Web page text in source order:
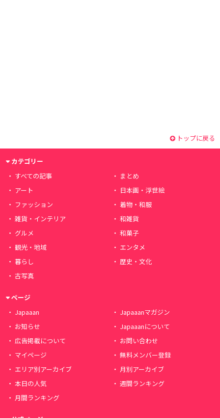
トップに戻る
カテゴリー
すべての記事
まとめ
アート
日本画・浮世絵
ファッション
着物・和服
雑貨・インテリア
和雑貨
グルメ
和菓子
観光・地域
エンタメ
暮らし
歴史・文化
古写真
ページ
Japaaan
Japaaanマガジン
お知らせ
Japaaanについて
広告掲載について
お問い合わせ
マイページ
無料メンバー登録
エリア別アーカイブ
月別アーカイブ
本日の人気
週間ランキング
月間ランキング